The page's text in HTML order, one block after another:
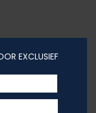
EXCLUSIEF